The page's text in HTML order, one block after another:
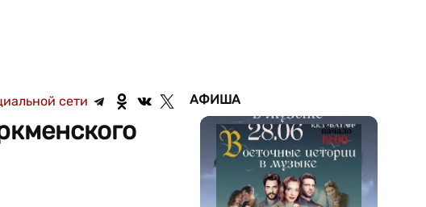
сети АФИША